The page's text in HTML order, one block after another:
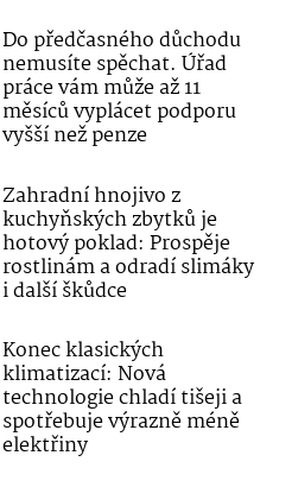
Do předčasného důchodu
nemusíte spěchat. Úřad
práce vám může až 11
měsíců vyplácet podporu
vyšší než penze
Zahradní hnojivo z
kuchyňských zbytků je
hotový poklad: Prospěje
rostlinám a odradí slimáky
i další škůdce
Konec klasických
klimatizací: Nová
technologie chladí tišeji a
spotřebuje výrazně méně
elektřiny